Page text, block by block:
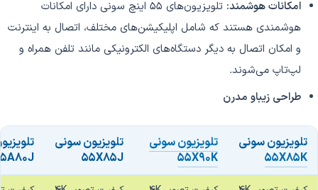
امکانات هوشمند:
تلویزیون‌های 55 اینچ سونی دارای امکانات
هوشمندی هستند که شامل اپلیکیشن‌های مختلف، اتصال به اینترنت
و امکان اتصال به دیگر دستگاه‌های الکترونیکی مانند تلفن همراه و
لپ‌تاپ می‌شوند.
طراحی زیباو مدرن
تلویزیون سونی
55X85K
تلویزیون سونی
55X90K
تلویزیون سونی
55X85J